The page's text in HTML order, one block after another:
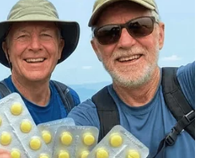
a hlavně
za nenáročnou.
měli znát
péče. Bez nich
úspěch